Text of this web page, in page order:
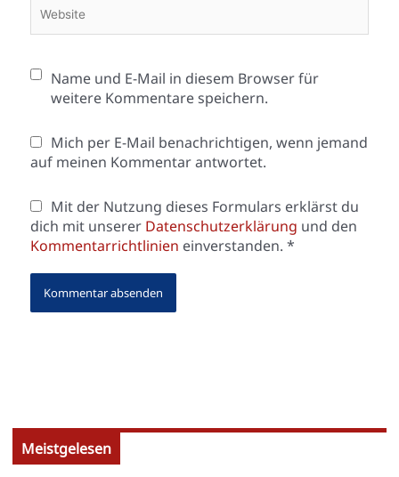
Name und E-Mail in diesem Browser für
weitere Kommentare speichern.
Mich per E-Mail benachrichtigen, wenn jemand
auf meinen Kommentar antwortet.
Mit der Nutzung dieses Formulars erklärst du
dich mit unserer Datenschutzerklärung und den
Kommentarrichtlinien einverstanden. *
Meistgelesen